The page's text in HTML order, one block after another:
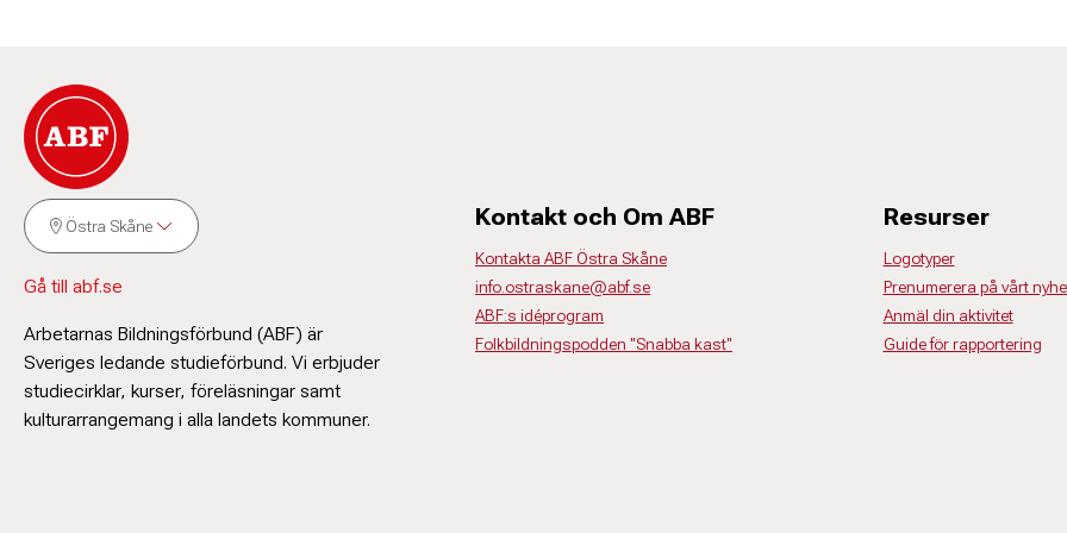
Östra Skåne
Gå till abf.se
Arbetarnas Bildningsförbund (ABF) är
Sveriges ledande studieförbund. Vi erbjuder
studiecirklar, kurser, föreläsningar samt
kulturarrangemang i alla landets kommuner.
Kontakt och Om ABF
Kontakta ABF Östra Skåne
info.ostraskane@abf.se
ABF:s idéprogram
Folkbildningspodden "Snabba kast"
Resurser
Logotyper
Prenumerera på vårt
Anmäl din aktivitet
Guide för rapportering